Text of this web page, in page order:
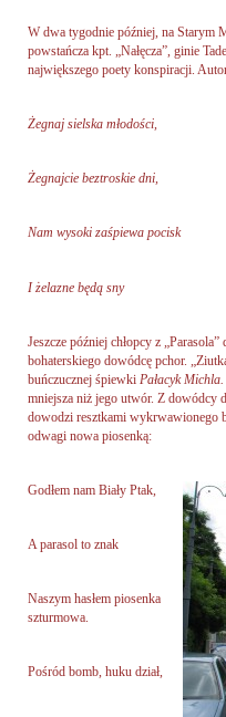
W dwa tygodnie później, na Starym
powstańcza kpt. „Nałęcza”, ginie
największego poety konspiracji.
Żegnaj sielska młodości,
Żegnajcie beztroskie dni,
Nam wysoki zaśpiewa pocisk
I żelazne będą sny
Jeszcze później chłopcy z
bohaterskiego dowódcę pchor.
buńczucznej śpiewki Pałacyk Michla.
mniejsza niż jego utwór. Z dowódcy
dowodzi resztkami wykrwawionego
odwagi nowa piosenką:
Godłem nam Biały Ptak,
A parasol to znak
Naszym hasłem piosenka
szturmowa.
Pośród bomb, huku dział,